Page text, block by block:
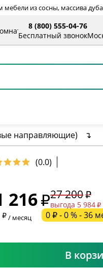
из сосны, массива
8 (800) 555-04-76
Бесплатный звонок
направляющие) ↴
(0.0)
216 27 200
выгода 5 984
/ месяц 0 ₽ - 0 % - 36
В
поле
поле